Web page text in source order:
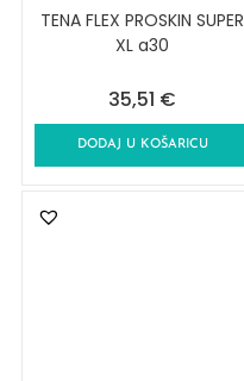
TENA FLEX PROSKIN SUPER
XL a30
35,51 €
DODAJ U KOŠARICU